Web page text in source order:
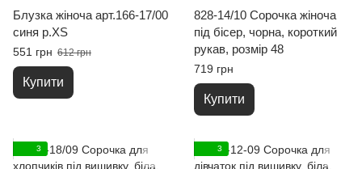
Блузка жіноча арт.166-17/00
синя р.XS
551 грн 612 грн
Купити
828-14/10 Сорочка жіноча
під бісер, чорна, короткий
рукав, розмір 48
719 грн
Купити
3 3